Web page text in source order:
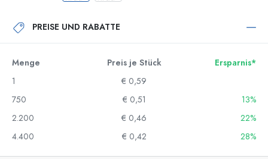
PREISE UND RABATTE
Menge Preis je Stück
Ersparnis*
1
€ 0,59
750
€ 0,51
13%
2.200
€ 0,46
22%
4.400
€ 0,42 28%